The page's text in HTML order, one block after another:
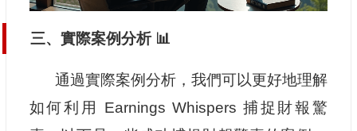
三、實際案例分析 📊
通過實際案例分析，我們可以更好地理解
如何利用 Earnings Whispers 捕捉財報驚